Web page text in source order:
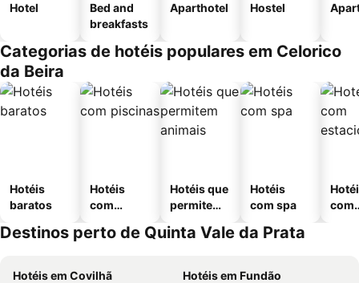
Hotel
Bed and
breakfasts
Aparthotel Hostel
Categorias de hotéis populares em Celorico
da Beira
Hotéis
baratos
Hotéis
com
Hotéis que
permitem
Hotéis
com spa
com
Destinos perto de Quinta Vale da Prata
Hotéis em Covilhã
Hotéis em Fundão